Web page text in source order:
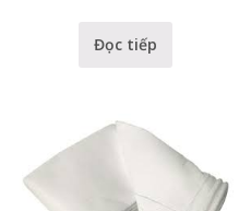
Đọc tiếp